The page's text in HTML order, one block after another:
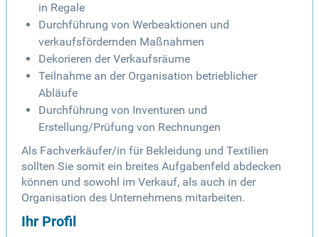
in Regale
Durchführung von Werbeaktionen und
verkaufsfördernden Maßnahmen
Dekorieren der Verkaufsräume
Teilnahme an der Organisation betrieblicher
Abläufe
Durchführung von Inventuren und
Erstellung/Prüfung von Rechnungen
Als Fachverkäufer/in für Bekleidung und Textilien
sollten Sie somit ein breites Aufgabenfeld abdecken
können und sowohl im Verkauf, als auch in der
Organisation des Unternehmens mitarbeiten.
Ihr Profil